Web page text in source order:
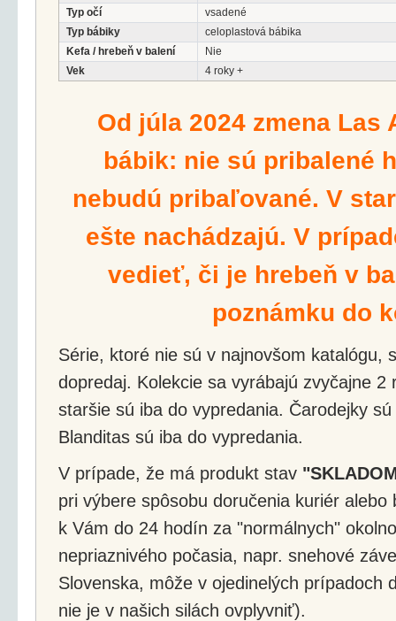
Typ očí
vsadené
Typ bábiky
celoplastová bábika
Kefa / hrebeň v balení
Nie
Vek
4 roky +
Od júla 2024 zmena Las
bábik: nie sú pribalené
nebudú pribaľované. V
ešte nachádzajú. V
vedieť, či je hrebeň v
poznámku do
Série, ktoré nie sú v najnovšom katalógu,
dopredaj. Kolekcie sa vyrábajú zvyčajne 2
staršie sú iba do vypredania. Čarodejky
Blanditas sú iba do vypredania.
V prípade, že má produkt stav
pri výbere spôsobu doručenia kuriér
k Vám do 24 hodín za "normálnych"
nepriaznivého počasia, napr. snehové
Slovenska, môže v ojedinelých prípadoch
nie je v našich silách ovplyvniť).